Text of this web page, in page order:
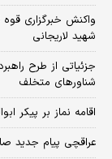
واکنش خبرگزاری
شهید لاریجانی
شناورهای متخلف
اقامه نماز بر پیکر
عراقچی پیام جدید